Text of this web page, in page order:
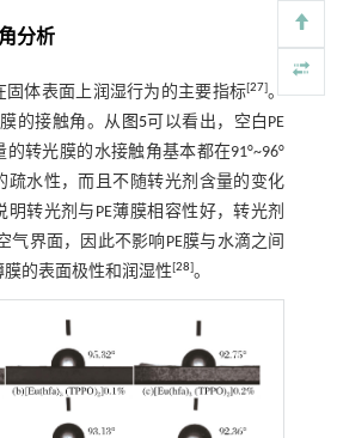
分析
固体表面上润湿行为的主要指标[27]。
的接触角。从图5可以看出，空白PE
转光膜的水接触角基本都在91°~96°
疏水性，而且不随转光剂含量的变化
明转光剂与PE薄膜相容性好，转光剂
气界面，因此不影响PE膜与水滴之间
的表面极性和润湿性[28]。